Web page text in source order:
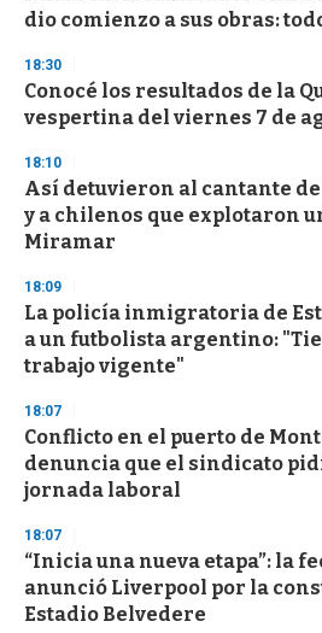
o
d
s
dio comienzo a sus obras:
18:30
Conocé los resultados de la
vespertina del viernes 7 de
18:10
Así detuvieron al cantante
y a chilenos que explotaron
Miramar
18:09
La policía inmigratoria de
a un futbolista argentino:
trabajo vigente"
18:07
Conflicto en el puerto de
denuncia que el sindicato
jornada laboral
18:07
“Inicia una nueva etapa”: la
anunció Liverpool por la
Estadio Belvedere